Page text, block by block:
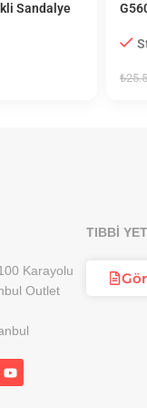
Sandalye
₺
Karayolu
Outlet
TIBBİ